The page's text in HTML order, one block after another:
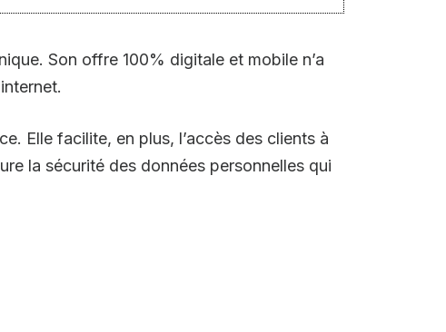
Son offre 100% digitale et mobile n’a
Elle facilite, en plus, l’accès des clients à
la sécurité des données personnelles qui